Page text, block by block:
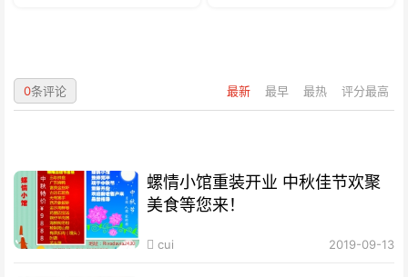
最新 最早 最热 评分最高
0条评论
螺情小馆重装开业 中秋佳节欢聚
美食等您来！
cui 2019-09-13